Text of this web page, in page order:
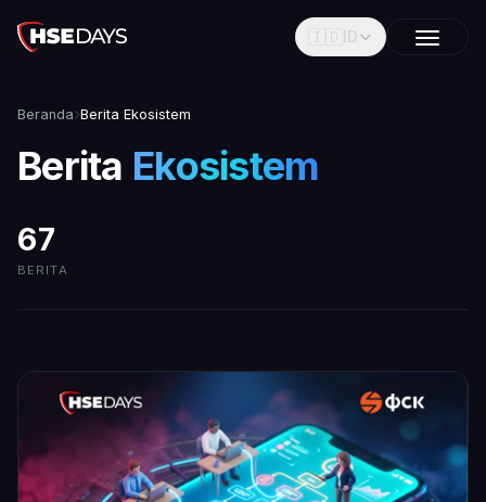
🇮🇩ID
Beranda Berita Ekosistem
Berita Ekosistem
67
BERITA